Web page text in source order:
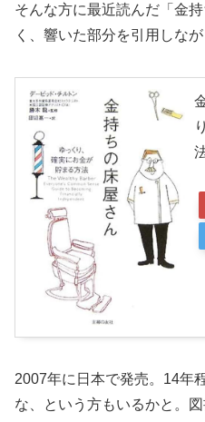
そんな方に最近読んだ「金
く、響いた部分を引用しな
2007年に日本で発売。14年
な、という方もいるかと。